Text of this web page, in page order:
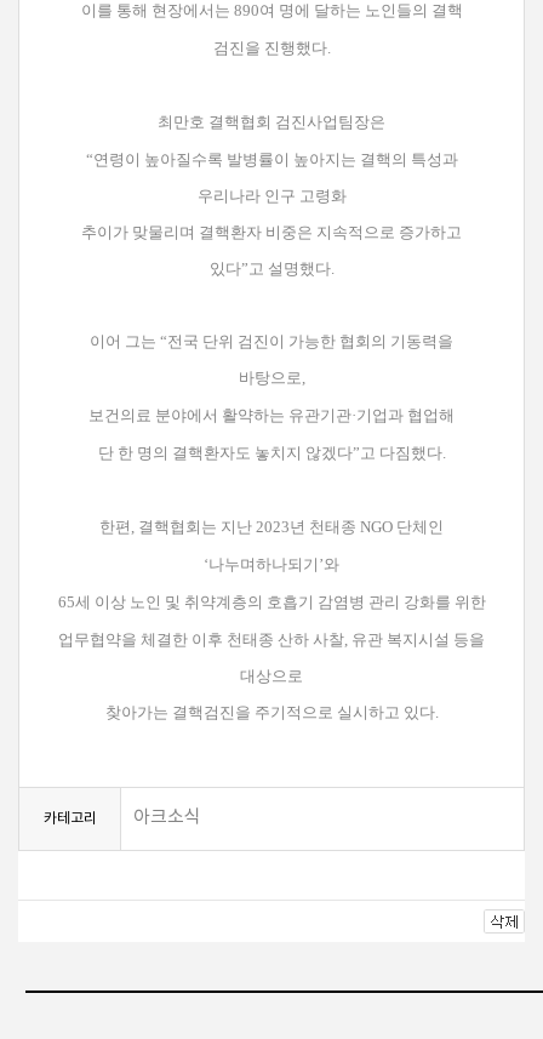
이를 통해 현장에서는 890여 명에 달하는 노인들의 결핵
검진을 진행했다.
최만호 결핵협회 검진사업팀장은
“연령이 높아질수록 발병률이 높아지는 결핵의 특성과
우리나라 인구 고령화
추이가 맞물리며 결핵환자 비중은 지속적으로 증가하고
있다”고 설명했다.
이어 그는 “전국 단위 검진이 가능한 협회의 기동력을
바탕으로,
보건의료 분야에서 활약하는 유관기관·기업과 협업해
단 한 명의 결핵환자도 놓치지 않겠다”고 다짐했다.
한편, 결핵협회는 지난 2023년 천태종 NGO 단체인
‘나누며하나되기’와
65세 이상 노인 및 취약계층의 호흡기 감염병 관리 강화를 위한
업무협약을 체결한 이후 천태종 산하 사찰, 유관 복지시설 등을
대상으로
찾아가는 결핵검진을 주기적으로 실시하고 있다.
카테고리 아크소식